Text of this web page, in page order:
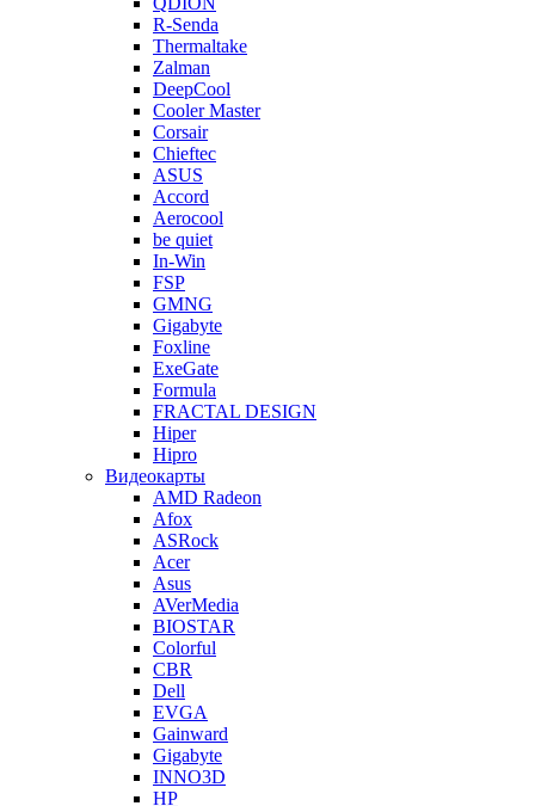
R-Senda
Thermaltake
Zalman
DeepCool
Cooler Master
Corsair
Chieftec
ASUS
Accord
Aerocool
be quiet
In-Win
FSP
GMNG
Gigabyte
Foxline
ExeGate
Formula
FRACTAL DESIGN
Hiper
Hipro
Видеокарты
AMD Radeon
Afox
ASRock
Acer
Asus
AVerMedia
BIOSTAR
Colorful
CBR
Dell
EVGA
Gainward
Gigabyte
INNO3D
HP